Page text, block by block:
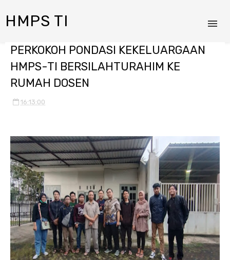
HMPS TI
PERKOKOH PONDASI KEKELUARGAAN
HMPS-TI BERSILAHTURAHIM KE
RUMAH DOSEN
16:13:00